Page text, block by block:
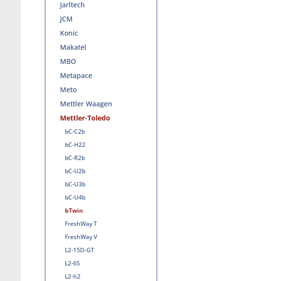
Jarltech
JCM
Konic
Makatel
MBO
Metapace
Meto
Mettler Waagen
Mettler-Toledo
bC-C2b
bC-H22
bC-R2b
bC-U2b
bC-U3b
bC-U4b
bTwin
FreshWay T
FreshWay V
L2-15D-GT
L2-6S
L2-h2